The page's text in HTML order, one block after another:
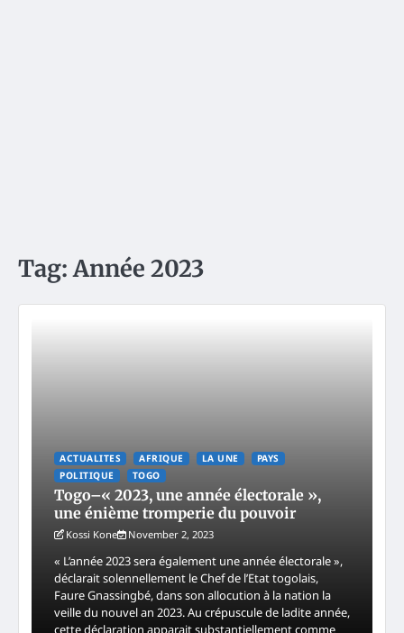
Tag:Année 2023
ACTUALITES AFRIQUE LA UNE
PAYS
POLITIQUE
TOGO
Togo–« 2023, une année électorale »,
une énième tromperie du pouvoir
Kossi Kone November 2, 2023
« L’année 2023 sera également une année électorale »,
déclarait solennellement le Chef de l’Etat togolais,
Faure Gnassingbé, dans son allocution à la nation la
veille du nouvel an 2023. Au crépuscule de ladite année,
cette déclaration apparait substantiellement comme